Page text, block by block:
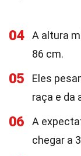
04 A altura
86 cm.
05
Eles
raça e da
06
A
chegar a